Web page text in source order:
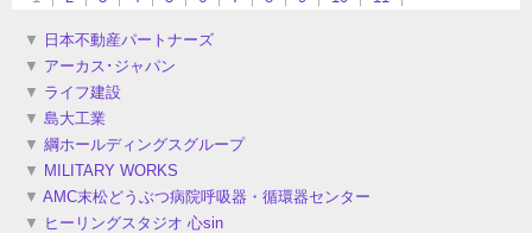
▼
日本不動産パートナーズ
▼ アーカス･ジャパン
▼ ライフ建設
▼ 島大工業
▼ 綱ホールディングスグループ
▼ MILITARY WORKS
▼ AMC末松どうぶつ病院呼吸器・循環器センター
▼ ヒーリングスタジオ 心sin